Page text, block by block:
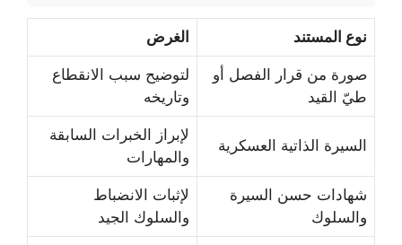
نوع المستند الغرض
صورة من قرار الفصل أو
طيّ القيد
لتوضيح سبب الانقطاع
وتاريخه
السيرة الذاتية العسكرية
لإبراز الخبرات السابقة
والمهارات
شهادات حسن السيرة
والسلوك
لإثبات الانضباط
والسلوك الجيد